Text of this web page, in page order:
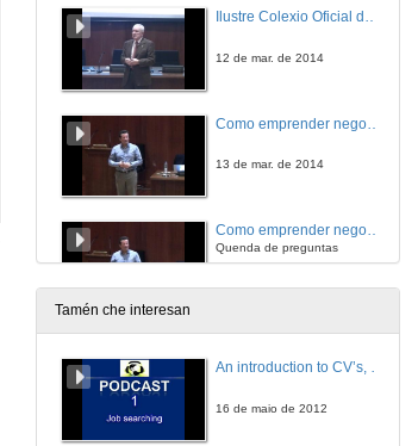
Ilustre Colexio Oficial de Enxeñeiros Industriais de Galiza
12 de mar. de 2014
13 de mar. de 2014
Como emprender negocios innovadores: Innovative entrepreneurship
Quenda de preguntas
Máis valor ao equipo Repsol
Tamén che interesan
An introduction to CV’s, letters, and job searching
16 de maio de 2012